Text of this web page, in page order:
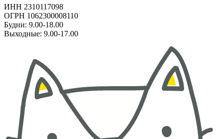
ИНН 2310117098
ОГРН 1062300008110
Будни: 9.00-18.00
Выходные: 9.00-17.00